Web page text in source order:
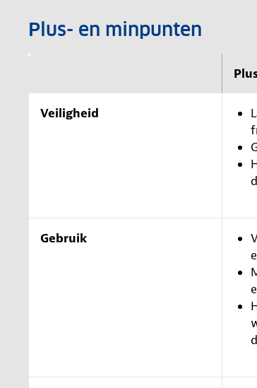
Plus- en minpunten
Veiligheid
Gebruik